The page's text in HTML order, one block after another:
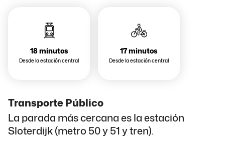
18 minutos
Desde la estación central
17 minutos
Desde la estación central
Transporte Público
La parada más cercana es la estación
Sloterdijk (metro 50 y 51 y tren).